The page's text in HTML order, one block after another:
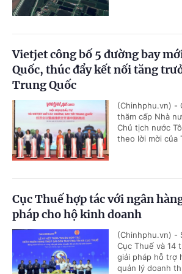
Vietjet công bố 5 đường bay
Quốc, thúc đẩy kết nối tăng
Trung Quốc
(Chinhphu.vn) -
thăm cấp Nhà
Chủ tịch nước
theo lời mời của
Cục Thuế hợp tác với ngân
pháp cho hộ kinh doanh
(Chinhphu.vn) -
Cục Thuế và 14
giải pháp hỗ trợ
quản lý doanh